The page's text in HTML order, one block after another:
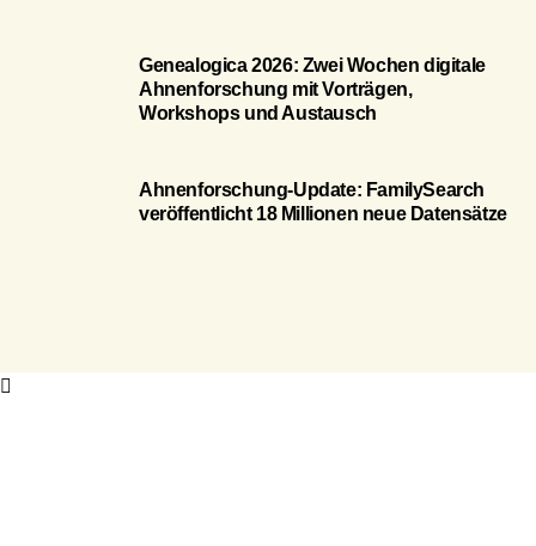
Genealogica 2026: Zwei Wochen digitale
Ahnenforschung mit Vorträgen,
Workshops und Austausch
Ahnenforschung-Update: FamilySearch
veröffentlicht 18 Millionen neue Datensätze